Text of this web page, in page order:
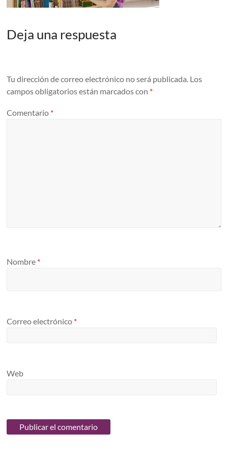
Deja una respuesta
Tu dirección de correo electrónico no será publicada. Los
campos obligatorios están marcados con *
Comentario *
Nombre *
Correo electrónico *
Web